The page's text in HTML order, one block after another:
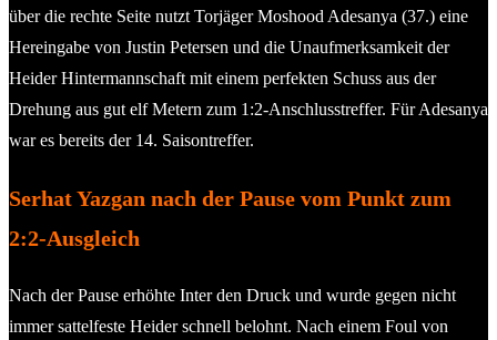
über die rechte Seite nutzt Torjäger Moshood Adesanya (37.) eine
Hereingabe von Justin Petersen und die Unaufmerksamkeit der
Heider Hintermannschaft mit einem perfekten Schuss aus der
Drehung aus gut elf Metern zum 1:2-Anschlusstreffer. Für Adesanya
war es bereits der 14. Saisontreffer.
Serhat Yazgan nach der Pause vom Punkt zum
2:2-Ausgleich
Nach der Pause erhöhte Inter den Druck und wurde gegen nicht
immer sattelfeste Heider schnell belohnt. Nach einem Foul von